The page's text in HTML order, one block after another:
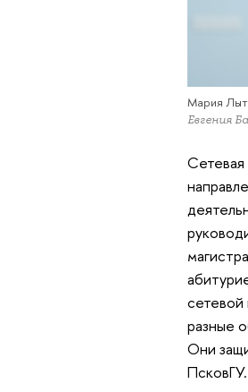
Мария
Евгения
сетевой
разные
Они